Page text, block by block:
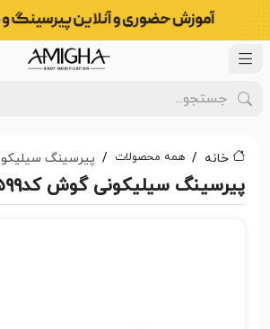
خانه همه محصولات پیرسینگ
پیرسینگ سیلیکونی گوش کد۲۵۹۹